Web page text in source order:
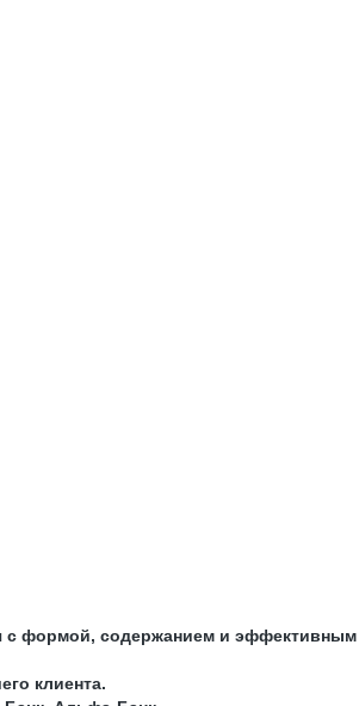
с формой, содержанием и эффективным
клиента.